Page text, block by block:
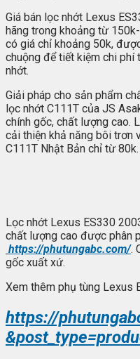
Giá bán lọc nhớt Lexus
hãng trong khoảng từ
có giá chỉ khoảng 50k,
chuộng để tiết kiệm chi phí
nhớt.
Giải pháp cho sản phẩm
lọc nhớt C111T của JS
chính gốc, chất lượng cao.
cải thiện khả năng bôi trơn
C111T Nhật Bản chỉ từ 80k.
Lọc nhớt Lexus ES330
chất lượng cao được phân
https://phutungabc.com/.
gốc xuất xứ.
Xem thêm phụ tùng Lexus
https://